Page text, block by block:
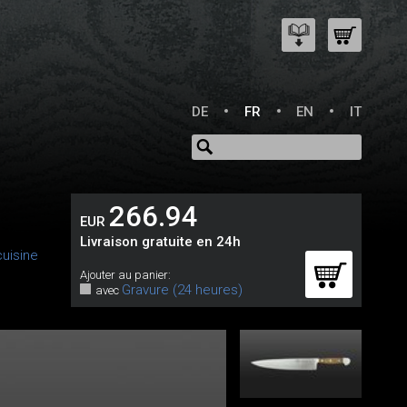
DE FR EN IT
EUR 266.94
Livraison gratuite en 24h
Ajouter au panier:
avec Gravure (24 heures)